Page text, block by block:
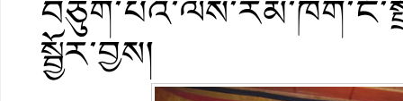
སྦྱོར་བྱས།